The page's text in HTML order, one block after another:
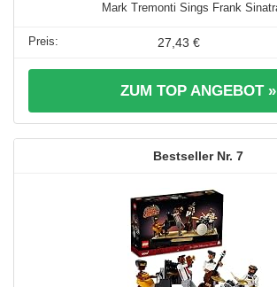
Mark Tremonti Sings Frank
27,43 €
ZUM TOP ANGEBOT »
7